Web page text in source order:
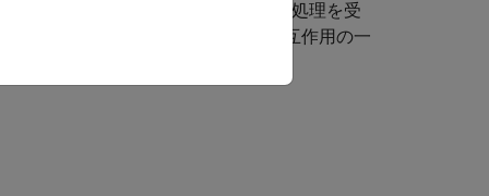
の因子が完全要因の処理を受
の最高次の交互作用の一